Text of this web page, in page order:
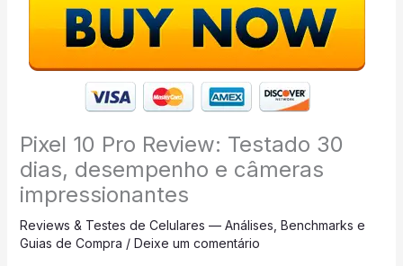
Pixel 10 Pro Review: Testado 30
dias, desempenho e câmeras
impressionantes
Reviews & Testes de Celulares — Análises, Benchmarks e
Guias de Compra / Deixe um comentário